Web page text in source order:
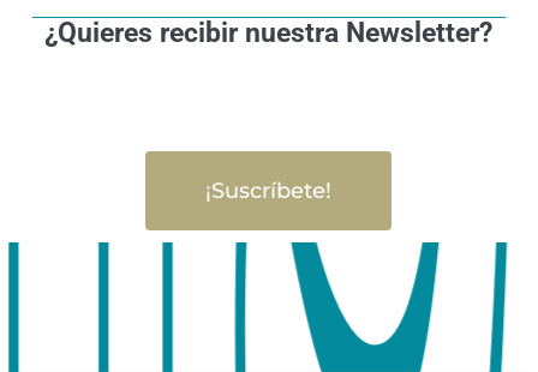
¿Quieres recibir nuestra Newsletter?
¡Suscríbete!